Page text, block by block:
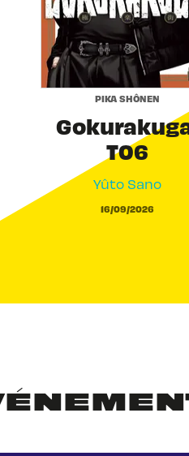
PIKA SHÔNEN
T06
Yûto Sano
16/09/2026